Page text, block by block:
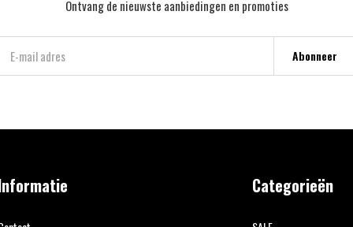
Ontvang de nieuwste aanbiedingen en promoties
Abonneer
Categorieën